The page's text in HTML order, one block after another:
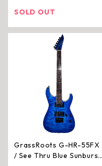
SOLD OUT
GrassRoots G-HR-55FX
/ See Thru Blue Sunburst